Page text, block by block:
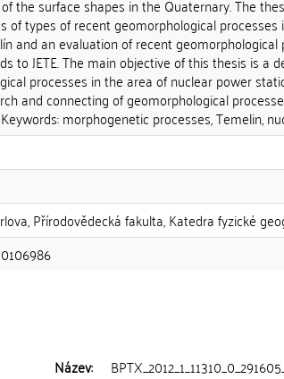
the surface shapes in the Quaternary. The
of types of recent geomorphological
and an evaluation of recent
to JETE. The main objective of this thesis is a
processes in the area of nuclear power
and connecting of geomorphological
morphogenetic processes, Temelin,
Přírodovědecká fakulta, Katedra fyzické
Název: